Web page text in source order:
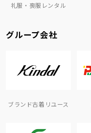
礼服・喪服レンタル
グループ会社
ブランド古着リユース